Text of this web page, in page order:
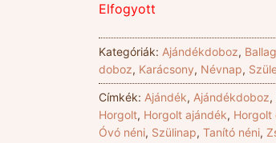
Elfogyott
Kategóriák: Ajándékdoboz,
doboz, Karácsony, Névnap,
Címkék: Ajándék, Ajándékdoboz,
Horgolt, Horgolt ajándék, Horgolt
Óvó néni, Szülinap, Tanító néni,